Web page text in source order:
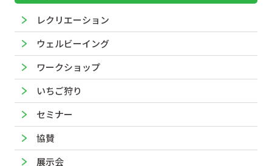
レクリエーション
ウェルビーイング
ワークショップ
いちご狩り
セミナー
協賛
展示会